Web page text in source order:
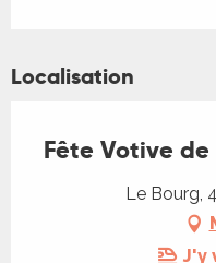
Localisation
Fête Votive de
Le Bourg,
J'y